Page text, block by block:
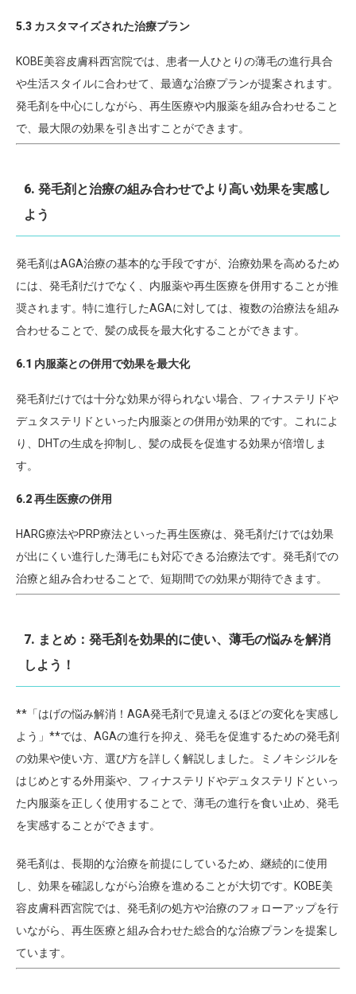
5.3 カスタマイズされた治療プラン
KOBE美容皮膚科西宮院では、患者一人ひとりの薄毛の進行具合
や生活スタイルに合わせて、最適な治療プランが提案されます。
発毛剤を中心にしながら、再生医療や内服薬を組み合わせること
で、最大限の効果を引き出すことができます。
6. 発毛剤と治療の組み合わせでより高い効果を実感し
よう
発毛剤はAGA治療の基本的な手段ですが、治療効果を高めるため
には、発毛剤だけでなく、内服薬や再生医療を併用することが推
奨されます。特に進行したAGAに対しては、複数の治療法を組み
合わせることで、髪の成長を最大化することができます。
6.1 内服薬との併用で効果を最大化
発毛剤だけでは十分な効果が得られない場合、フィナステリドや
デュタステリドといった内服薬との併用が効果的です。これによ
り、DHTの生成を抑制し、髪の成長を促進する効果が倍増しま
す。
6.2 再生医療の併用
HARG療法やPRP療法といった再生医療は、発毛剤だけでは効果
が出にくい進行した薄毛にも対応できる治療法です。発毛剤での
治療と組み合わせることで、短期間での効果が期待できます。
7. まとめ：発毛剤を効果的に使い、薄毛の悩みを解消
しよう！
**「はげの悩み解消！AGA発毛剤で見違えるほどの変化を実感し
よう」**では、AGAの進行を抑え、発毛を促進するための発毛剤
の効果や使い方、選び方を詳しく解説しました。ミノキシジルを
はじめとする外用薬や、フィナステリドやデュタステリドといっ
た内服薬を正しく使用することで、薄毛の進行を食い止め、発毛
を実感することができます。
発毛剤は、長期的な治療を前提にしているため、継続的に使用
し、効果を確認しながら治療を進めることが大切です。KOBE美
容皮膚科西宮院では、発毛剤の処方や治療のフォローアップを行
いながら、再生医療と組み合わせた総合的な治療プランを提案し
ています。